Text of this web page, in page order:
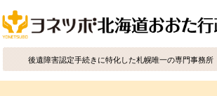
後遺障害認定手続きに特化した札幌唯一の専門事務所